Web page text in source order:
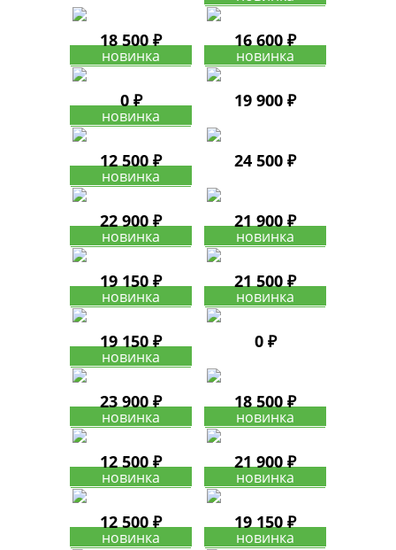
18 500 ₽ 16 600 ₽
0 ₽ 19 900 ₽
12 500 ₽ 24 500 ₽
22 900 ₽ 21 900 ₽
19 150 ₽ 21 500 ₽
19 150 ₽ 0 ₽
23 900 ₽ 18 500 ₽
12 500 ₽ 21 900 ₽
12 500 ₽ 19 150 ₽